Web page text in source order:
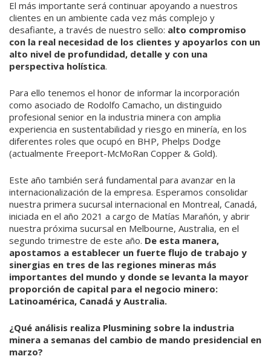
El más importante será continuar apoyando a nuestros
clientes en un ambiente cada vez más complejo y
desafiante, a través de nuestro sello: alto compromiso
con la real necesidad de los clientes y apoyarlos con un
alto nivel de profundidad, detalle y con una
perspectiva holística.
Para ello tenemos el honor de informar la incorporación
como asociado de Rodolfo Camacho, un distinguido
profesional senior en la industria minera con amplia
experiencia en sustentabilidad y riesgo en minería, en los
diferentes roles que ocupó en BHP, Phelps Dodge
(actualmente Freeport-McMoRan Copper & Gold).
Este año también será fundamental para avanzar en la
internacionalización de la empresa. Esperamos consolidar
nuestra primera sucursal internacional en Montreal, Canadá,
iniciada en el año 2021 a cargo de Matías Marañón, y abrir
nuestra próxima sucursal en Melbourne, Australia, en el
segundo trimestre de este año. De esta manera,
apostamos a establecer un fuerte flujo de trabajo y
sinergias en tres de las regiones mineras más
importantes del mundo y donde se levanta la mayor
proporción de capital para el negocio minero:
Latinoamérica, Canadá y Australia.
¿Qué análisis realiza Plusmining sobre la industria
minera a semanas del cambio de mando presidencial en
marzo?